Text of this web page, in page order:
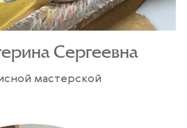
Сергеевна
мастерской